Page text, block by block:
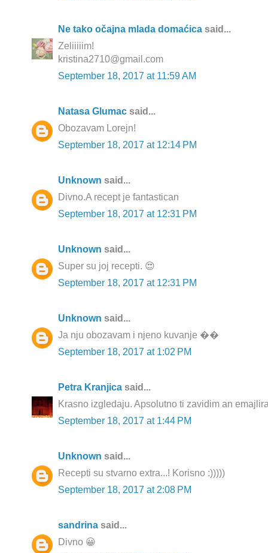
Ne tako očajna mlada domaćica said...
Zeliiiiim!
kristina2710@gmail.com
September 18, 2017 at 11:59 AM
Natasa Glumac said...
Obozavam Lorejn!
September 18, 2017 at 12:14 PM
Unknown said...
Divno.A recept je fantastican
September 18, 2017 at 12:31 PM
Unknown said...
Super su joj recepti. 😍
September 18, 2017 at 12:31 PM
Unknown said...
Ja nju obozavam i njeno kuvanje ��
September 18, 2017 at 1:02 PM
Petra Kranjica said...
Krasno izgledaju. Apsolutno ti zavidim an
September 18, 2017 at 1:44 PM
Unknown said...
Recepti su stvarno extra...! Korisno :)))))
September 18, 2017 at 2:08 PM
sandrina said...
Divno 😀